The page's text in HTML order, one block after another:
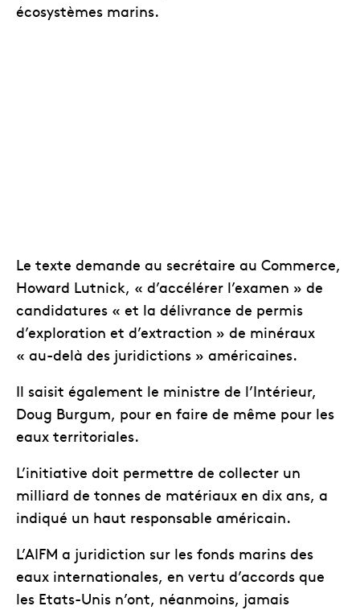
écosystèmes marins.
Le texte demande au secrétaire au Commerce,
Howard Lutnick, « d’accélérer l’examen » de
candidatures « et la délivrance de permis
d’exploration et d’extraction » de minéraux
« au-delà des juridictions » américaines.
Il saisit également le ministre de l’Intérieur,
Doug Burgum, pour en faire de même pour les
eaux territoriales.
L’initiative doit permettre de collecter un
milliard de tonnes de matériaux en dix ans, a
indiqué un haut responsable américain.
L’AIFM a juridiction sur les fonds marins des
eaux internationales, en vertu d’accords que
les Etats-Unis n’ont, néanmoins, jamais